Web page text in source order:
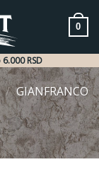
0
RSD
/ GIANFRANCO